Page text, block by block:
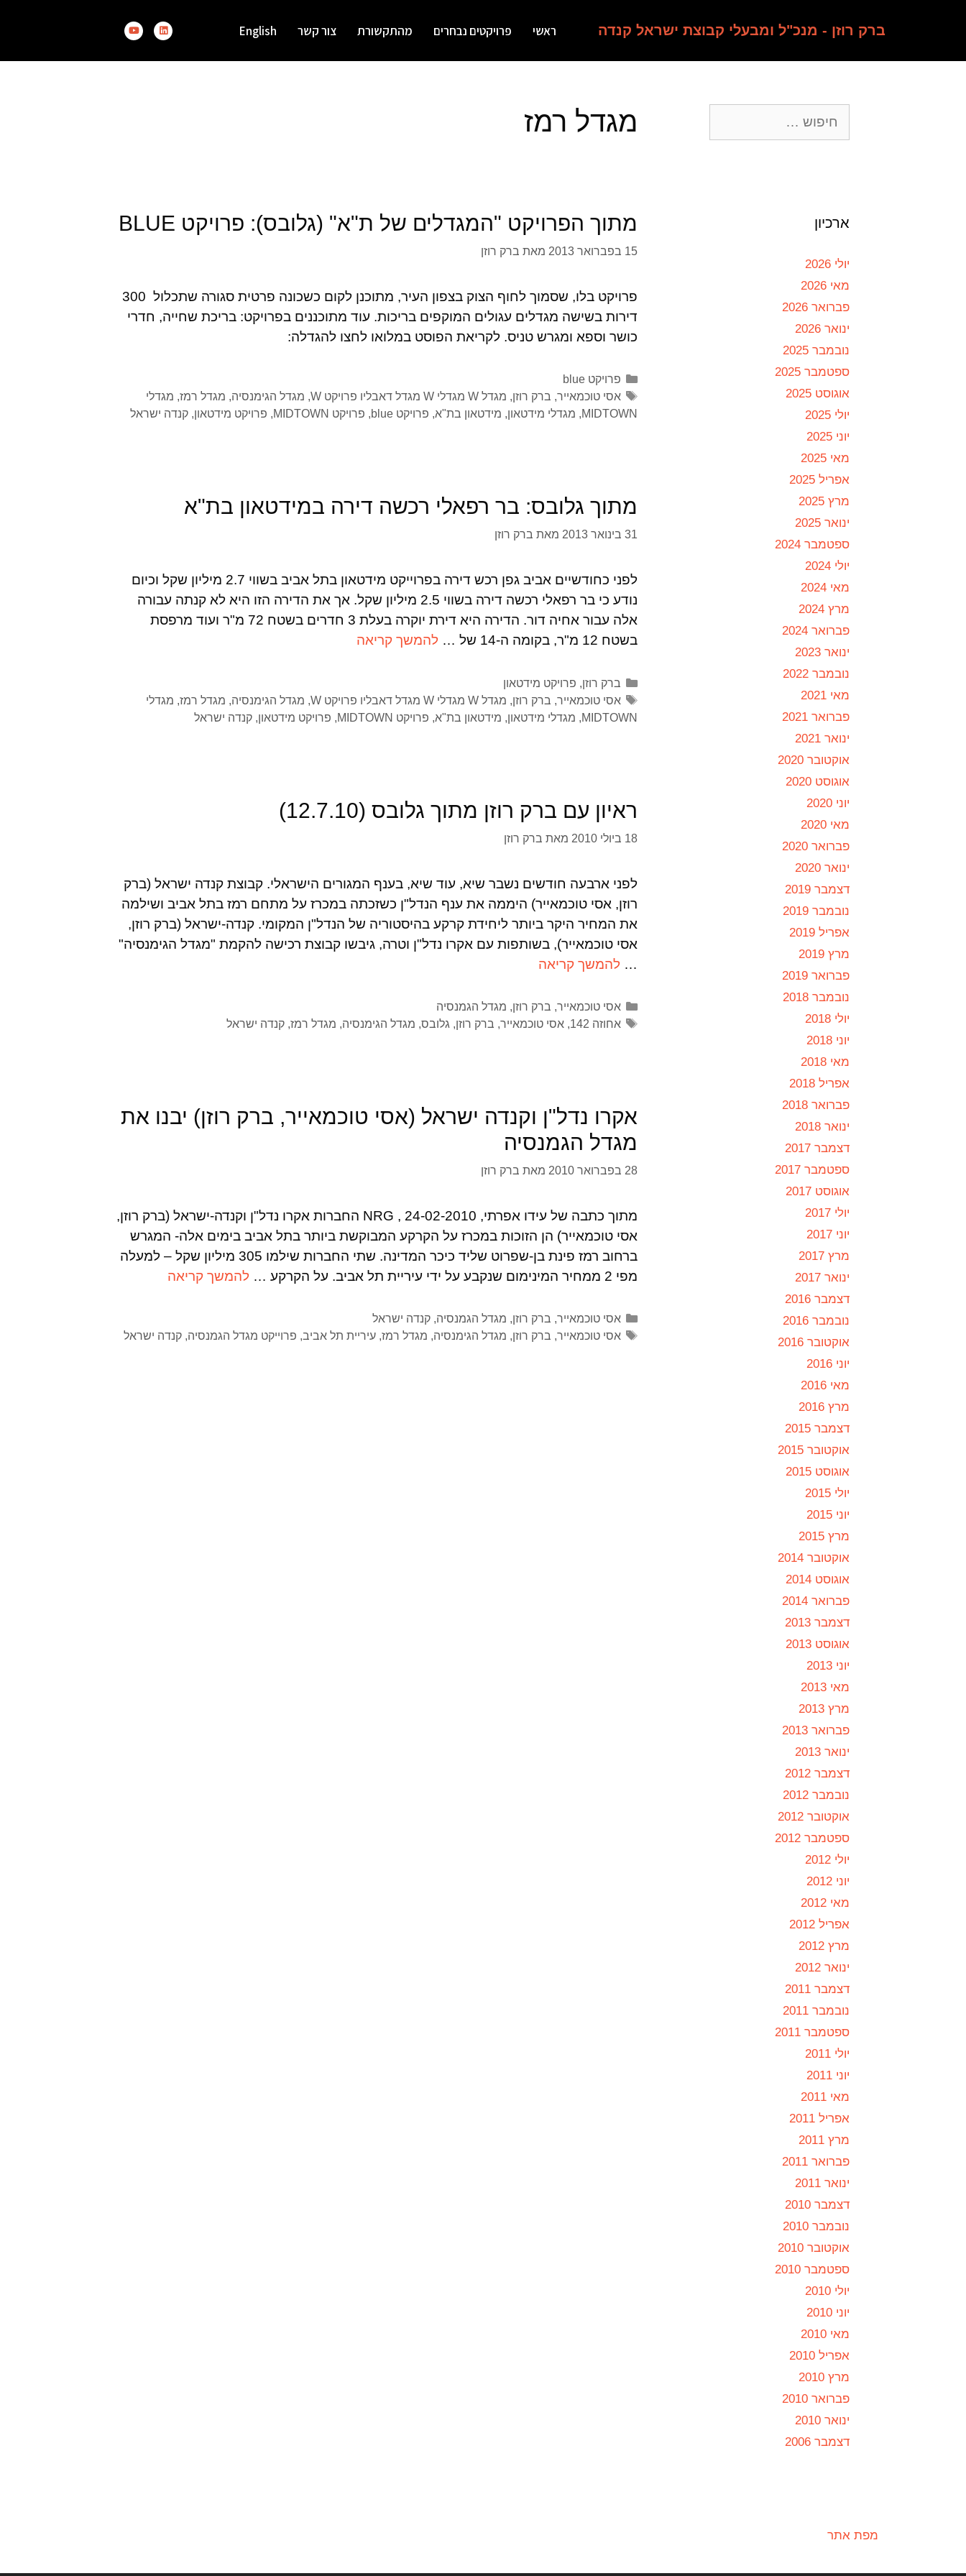
ברק רוזן - מנכ"ל ומבעלי קבוצת ישראל קנדה ראשי פרויקטים נבחרים מהתקשורת צור קשר English
מגדל רמז
מתוך הפרויקט "המגדלים של ת"א" (גלובס): פרויקט BLUE
15 בפברואר 2013 מאת ברק רוזן
פרויקט בלו, שסמוך לחוף הצוק בצפון העיר, מתוכנן לקום כשכונה פרטית סגורה שתכלול 300
דירות בשישה מגדלים עגולים המוקפים בריכות. עוד מתוכננים בפרויקט: בריכת שחייה, חדרי
כושר וספא ומגרש טניס. לקריאת הפוסט במלואו לחצו להגדלה:
פרויקט blue
אסי טוכמאייר, ברק רוזן, מגדל W מגדלי W מגדל דאבליו פרויקט W , מגדל הגימנסיה, מגדל רמז, מגדלי
MIDTOWN
, מגדלי מידטאון, מידטאון בת"א, פרויקט blue , פרויקט MIDTOWN , פרויקט מידטאון, קנדה ישראל
מתוך גלובס: בר רפאלי רכשה דירה במידטאון בת"א
31 בינואר 2013 מאת ברק רוזן
לפני כחודשיים אביב גפן רכש דירה בפרוייקט מידטאון בתל אביב בשווי 2.7 מיליון שקל וכיום
נודע כי בר רפאלי רכשה דירה בשווי 2.5 מיליון שקל. אך את הדירה הזו היא לא קנתה עבורה
אלה עבור אחיה דור. הדירה היא דירת יוקרה בעלת 3 חדרים בשטח 72 מ"ר ועוד מרפסת
בשטח 12 מ"ר, בקומה ה-14 של …
להמשך קריאה
ברק רוזן, פרויקט מידטאון
אסי טוכמאייר, ברק רוזן, מגדל W מגדלי W מגדל דאבליו פרויקט W , מגדל הגימנסיה, מגדל רמז, מגדלי
MIDTOWN
, מגדלי מידטאון, מידטאון בת"א, פרויקט MIDTOWN , פרויקט מידטאון, קנדה ישראל
ראיון עם ברק רוזן מתוך גלובס (12.7.10)
18 ביולי 2010 מאת ברק רוזן
לפני ארבעה חודשים נשבר שיא, עוד שיא, בענף המגורים הישראלי. קבוצת קנדה ישראל (ברק
רוזן, אסי טוכמאייר) היממה את ענף הנדל"ן כשזכתה במכרז על מתחם רמז בתל אביב ושילמה
את המחיר היקר ביותר ליחידת קרקע בהיסטוריה של הנדל"ן המקומי. קנדה-ישראל (ברק רוזן,
אסי טוכמאייר), בשותפות עם אקרו נדל"ן וטרה, גיבשו קבוצת רכישה להקמת "מגדל הגימנסיה"
… להמשך קריאה
אסי טוכמאייר, ברק רוזן, מגדל הגמנסיה
אחוזה 142
, אסי טוכמאייר, ברק רוזן, גלובס, מגדל הגימנסיה, מגדל רמז, קנדה ישראל
אקרו נדל"ן וקנדה ישראל (אסי טוכמאייר, ברק רוזן) יבנו את
מגדל הגמנסיה
28 בפברואר 2010 מאת ברק רוזן
מתוך כתבה של עידו אפרתי, NRG , 24-02-2010 החברות אקרו נדל"ן וקנדה-ישראל (ברק רוזן,
אסי טוכמאייר) הן הזוכות במכרז על הקרקע המבוקשת ביותר בתל אביב בימים אלה- המגרש
ברחוב רמז פינת בן-שפרוט שליד כיכר המדינה. שתי החברות שילמו 305 מיליון שקל – למעלה
מפי 2 ממחיר המינימום שנקבע על ידי עיריית תל אביב. על הקרקע …
להמשך קריאה
אסי טוכמאייר, ברק רוזן, מגדל הגמנסיה, קנדה ישראל
אסי טוכמאייר, ברק רוזן, מגדל הגימנסיה, מגדל רמז, עיריית תל אביב, פרוייקט מגדל הגמנסיה, קנדה ישראל
ארכיון
יולי 2026
מאי 2026
פברואר 2026
ינואר 2026
נובמבר 2025
ספטמבר 2025
אוגוסט 2025
יולי 2025
יוני 2025
מאי 2025
אפריל 2025
מרץ 2025
ינואר 2025
ספטמבר 2024
יולי 2024
מאי 2024
מרץ 2024
פברואר 2024
ינואר 2023
נובמבר 2022
מאי 2021
פברואר 2021
ינואר 2021
אוקטובר 2020
אוגוסט 2020
יוני 2020
מאי 2020
פברואר 2020
ינואר 2020
דצמבר 2019
נובמבר 2019
אפריל 2019
מרץ 2019
פברואר 2019
נובמבר 2018
יולי 2018
יוני 2018
מאי 2018
אפריל 2018
פברואר 2018
ינואר 2018
דצמבר 2017
ספטמבר 2017
אוגוסט 2017
יולי 2017
יוני 2017
מרץ 2017
ינואר 2017
דצמבר 2016
נובמבר 2016
אוקטובר 2016
יוני 2016
מאי 2016
מרץ 2016
דצמבר 2015
אוקטובר 2015
אוגוסט 2015
יולי 2015
יוני 2015
מרץ 2015
אוקטובר 2014
אוגוסט 2014
פברואר 2014
דצמבר 2013
אוגוסט 2013
יוני 2013
מאי 2013
מרץ 2013
פברואר 2013
ינואר 2013
דצמבר 2012
נובמבר 2012
אוקטובר 2012
ספטמבר 2012
יולי 2012
יוני 2012
מאי 2012
אפריל 2012
מרץ 2012
ינואר 2012
דצמבר 2011
נובמבר 2011
ספטמבר 2011
יולי 2011
יוני 2011
מאי 2011
אפריל 2011
מרץ 2011
פברואר 2011
ינואר 2011
דצמבר 2010
נובמבר 2010
אוקטובר 2010
ספטמבר 2010
יולי 2010
יוני 2010
מאי 2010
אפריל 2010
מרץ 2010
פברואר 2010
ינואר 2010
דצמבר 2006
מפת אתר